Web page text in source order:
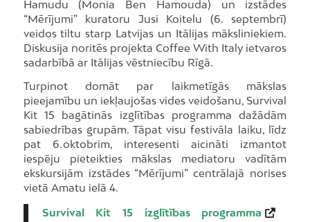
Hamudu (Monia Ben Hamouda) un izstādes
“Mērījumi” kuratoru Jusi Koitelu (6. septembrī)
veidos tiltu starp Latvijas un Itālijas māksliniekiem.
Diskusija noritēs projekta Coffee With Italy ietvaros
sadarbībā ar Itālijas vēstniecību Rīgā.
Turpinot domāt par laikmetīgās mākslas
pieejamību un iekļaujošas vides veidošanu, Survival
Kit 15 bagātinās izglītības programma dažādām
sabiedrības grupām. Tāpat visu festivāla laiku, līdz
pat 6. oktobrim, interesenti aicināti izmantot
iespēju pieteikties mākslas mediatoru vadītām
ekskursijām izstādes “Mērījumi” centrālajā norises
vietā Amatu ielā 4.
Survival Kit 15 izglītības programma